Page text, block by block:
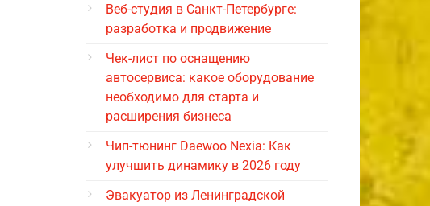
Веб-студия в Санкт-Петербурге:
разработка и продвижение
Чек-лист по оснащению
автосервиса: какое оборудование
необходимо для старта и
расширения бизнеса
Чип-тюнинг Daewoo Nexia: Как
улучшить динамику в 2026 году
Эвакуатор из Ленинградской